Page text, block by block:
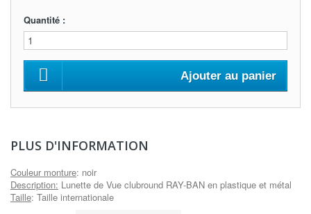
Quantité :
Ajouter au panier
PLUS D'INFORMATION
Couleur monture: noir
Description: Lunette de Vue clubround RAY-BAN en plastique et métal
Taille: Taille internationale